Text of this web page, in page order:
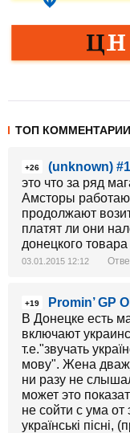
ТОП КОММЕНТАРИИ
+26
(unknown)
это что за ряд
Амсторы
продолжают
платят ли они
донецкого
03.01.2015 12:12
+19
Promin’ GP
В Донецке есть
включают
т.е."звучать
мову". Жена
ни разу не
может это
не сойти с ума
українські пісні,